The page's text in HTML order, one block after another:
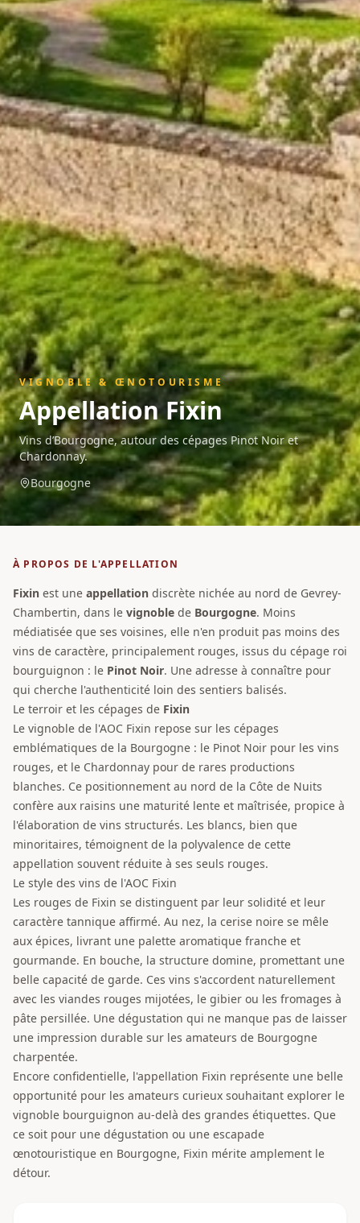
VIGNOBLE & ŒNOTOURISME
AppellationFixin
Vins d’Bourgogne, autour des cépages Pinot Noir et
Chardonnay.
Bourgogne
À PROPOS DE L'APPELLATION
Fixin est une appellation discrète nichée au nord de Gevrey-
Chambertin, dans le vignoble de Bourgogne. Moins
médiatisée que ses voisines, elle n'en produit pas moins des
vins de caractère, principalement rouges, issus du cépage roi
bourguignon : le Pinot Noir. Une adresse à connaître pour
qui cherche l'authenticité loin des sentiers balisés.
Le terroir et les cépages de Fixin
Le vignoble de l'AOC Fixin repose sur les cépages
emblématiques de la Bourgogne : le Pinot Noir pour les vins
rouges, et le Chardonnay pour de rares productions
blanches. Ce positionnement au nord de la Côte de Nuits
confère aux raisins une maturité lente et maîtrisée, propice à
l'élaboration de vins structurés. Les blancs, bien que
minoritaires, témoignent de la polyvalence de cette
appellation souvent réduite à ses seuls rouges.
Le style des vins de l'AOC Fixin
Les rouges de Fixin se distinguent par leur solidité et leur
caractère tannique affirmé. Au nez, la cerise noire se mêle
aux épices, livrant une palette aromatique franche et
gourmande. En bouche, la structure domine, promettant une
belle capacité de garde. Ces vins s'accordent naturellement
avec les viandes rouges mijotées, le gibier ou les fromages à
pâte persillée. Une dégustation qui ne manque pas de laisser
une impression durable sur les amateurs de Bourgogne
charpentée.
Encore confidentielle, l'appellation Fixin représente une belle
opportunité pour les amateurs curieux souhaitant explorer le
vignoble bourguignon au-delà des grandes étiquettes. Que
ce soit pour une dégustation ou une escapade
œnotouristique en Bourgogne, Fixin mérite amplement le
détour.